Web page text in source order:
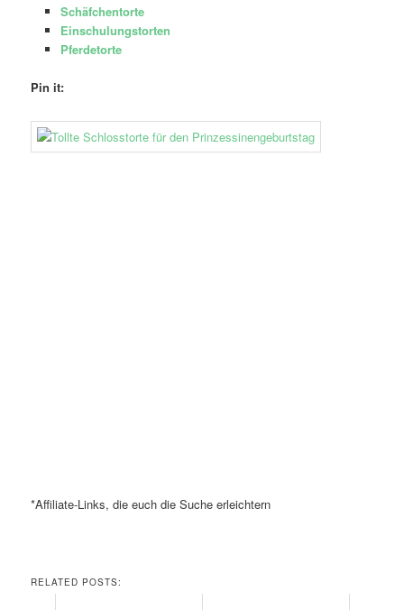
Schäfchentorte
Einschulungstorten
Pferdetorte
Pin it:
*Affiliate-Links, die euch die Suche erleichtern
RELATED POSTS: